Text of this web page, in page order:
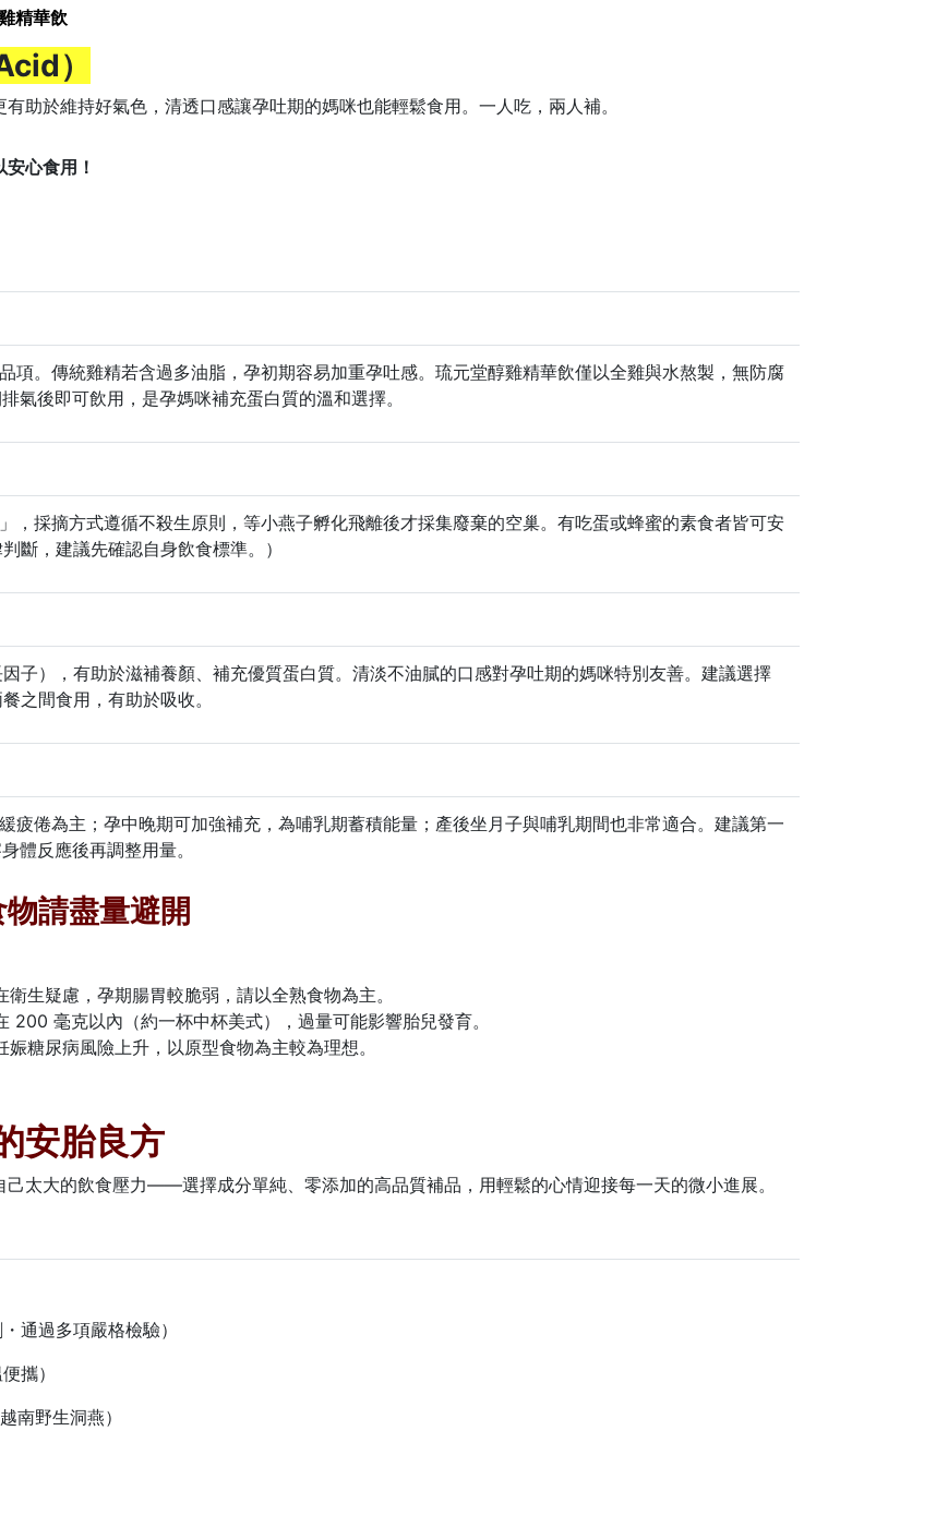
精華飲
）
助於維持好氣色，清透口感讓孕吐期的媽咪也能輕鬆食用。一人吃，兩人補。
心食用！
項。傳統雞精若含過多油脂，孕初期容易加重孕吐感。琉元堂醇雞精華飲僅以全雞與水熬製，無防腐
氣後即可飲用，是孕媽咪補充蛋白質的溫和選擇。
，採摘方式遵循不殺生原則，等小燕子孵化飛離後才採集廢棄的空巢。有吃蛋或蜂蜜的素食者皆可安
斷，建議先確認自身飲食標準。）
子），有助於滋補養顏、補充優質蛋白質。清淡不油膩的口感對孕吐期的媽咪特別友善。建議選擇
之間食用，有助於吸收。
疲倦為主；孕中晚期可加強補充，為哺乳期蓄積能量；產後坐月子與哺乳期間也非常適合。建議第一
體反應後再調整用量。
請盡量避開
生疑慮，孕期腸胃較脆弱，請以全熟食物為主。
毫克以內（約一杯中杯美式），過量可能影響胎兒發育。
糖尿病風險上升，以原型食物為主較為理想。
安胎良方
太大的飲食壓力——選擇成分單純、零添加的高品質補品，用輕鬆的心情迎接每一天的微小進展。
通過多項嚴格檢驗）
攜）
南野生洞燕）